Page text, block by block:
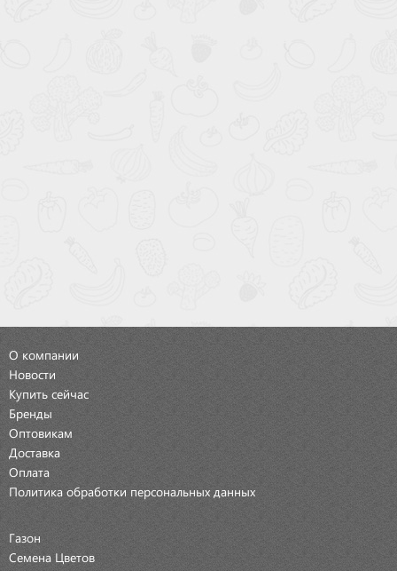
О компании
Новости
Купить сейчас
Бренды
Оптовикам
Доставка
Оплата
Политика обработки персональных данных
Газон
Семена Цветов